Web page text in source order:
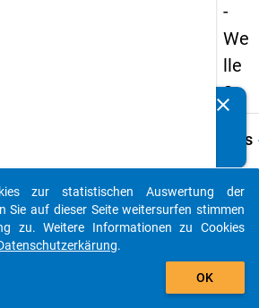
-
We
lle
2
Details
C11
Bitte
clear
auto_stories
add_shopping_cart
zur statistischen Auswertung der
Sie auf dieser Seite weitersurfen stimmen
zu. Weitere Informationen zu Cookies
.
OK